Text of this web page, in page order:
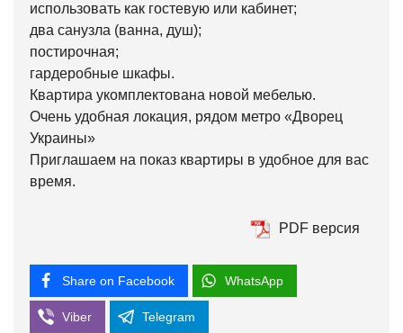
использовать как гостевую или кабинет;
два санузла (ванна, душ);
постирочная;
гардеробные шкафы.
Квартира укомплектована новой мебелью.
Очень удобная локация, рядом метро «Дворец
Украины»
Приглашаем на показ квартиры в удобное для вас
время.
PDF версия
Share on Facebook WhatsApp
Viber Telegram